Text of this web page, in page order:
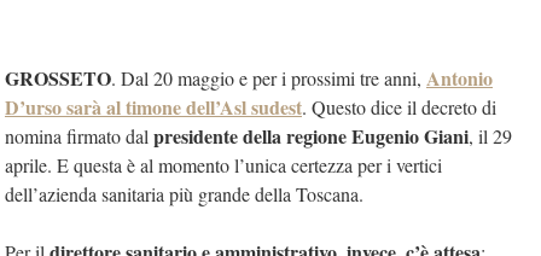
GROSSETO. Dal 20 maggio e per i prossimi tre anni, Antonio
D’urso sarà al timone dell’Asl sudest. Questo dice il decreto di
nomina firmato dal presidente della regione Eugenio Giani, il 29
aprile. E questa è al momento l’unica certezza per i vertici
dell’azienda sanitaria più grande della Toscana.